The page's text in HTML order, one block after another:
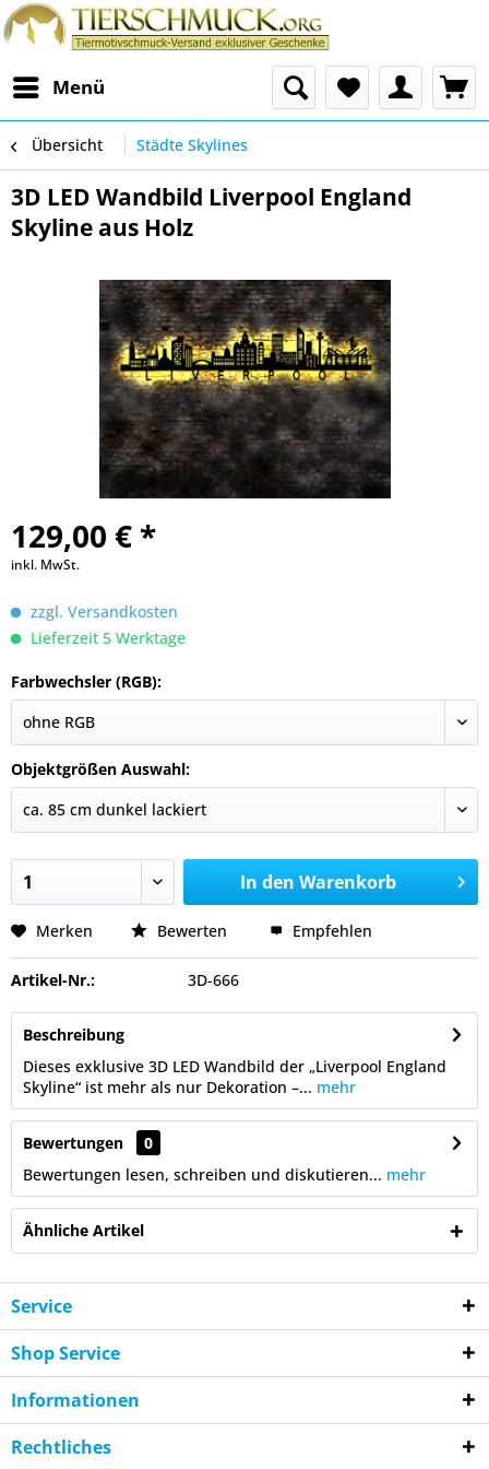
Menü
Übersicht Städte Skylines
3D LED Wandbild Liverpool England
Skyline aus Holz
129,00 € *
inkl. MwSt.
zzgl. Versandkosten
Lieferzeit 5 Werktage
Farbwechsler (RGB):
Objektgrößen Auswahl:
In den Warenkorb
Merken Bewerten Empfehlen
Artikel-Nr.: 3D-666
Beschreibung
Dieses exklusive 3D LED Wandbild der „Liverpool England
Skyline“ ist mehr als nur Dekoration –... mehr
Bewertungen
0
Bewertungen lesen, schreiben und diskutieren... mehr
Ähnliche Artikel
Service
Shop Service
Informationen
Rechtliches